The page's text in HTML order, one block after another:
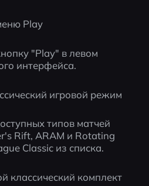
Play
"Play" в левом
интерфейса.
игровой режим
типов матчей
Rift, ARAM и Rotating
Classic из списка.
классический комплект